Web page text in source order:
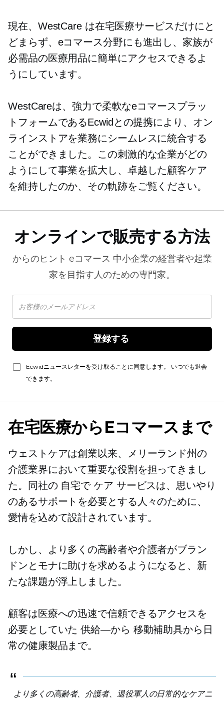
現在、WestCare は在宅医療サービスだけにと
どまらず、eコマース分野にも進出し、家族が
必需品の医療用品に簡単にアクセスできるよ
うにしています。
WestCareは、強力で柔軟なeコマースプラッ
トフォームであるEcwidとの提携により、オン
ラインストアを業務にシームレスに統合する
ことができました。この刺激的な企業がどの
ようにして事業を拡大し、卓越した顧客ケア
を維持したのか、その軌跡をご覧ください。
オンラインで販売する方法
からのヒント eコマース 中小企業の経営者や起業
家を目指す人のための専門家。
Ecwidニュースレターを受け取ることに同意します。 いつでも退会
できます。
在宅医療からEコマースまで
ウェストケアは創業以来、メリーランド州の
介護業界において重要な役割を担ってきまし
た。同社の 自宅でケア サービスは、思いやり
のあるサポートを必要とする人々のために、
愛情を込めて設計されています。
しかし、より多くの高齢者や介護者がブラン
ドンとモナに助けを求めるようになると、新
たな課題が浮上しました。
顧客は医療への迅速で信頼できるアクセスを
必要としていた供給—から 移動補助具から日
常の健康製品まで。
より多くの高齢者、介護者、退役軍人の日常的なケアニ